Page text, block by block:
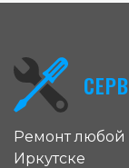
Ремонт любой
Иркутске